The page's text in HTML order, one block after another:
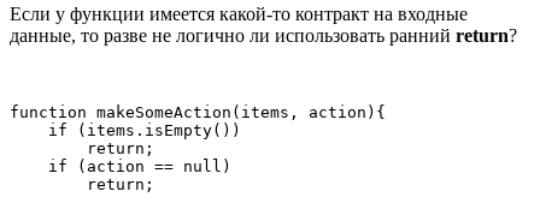
Если у функции имеется какой-то контракт на входные
данные, то разве не логично ли использовать ранний return?
function makeSomeAction(items, action){
    if (items.isEmpty())
        return;
    if (action == null)
        return;